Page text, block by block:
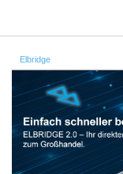
Elbridge